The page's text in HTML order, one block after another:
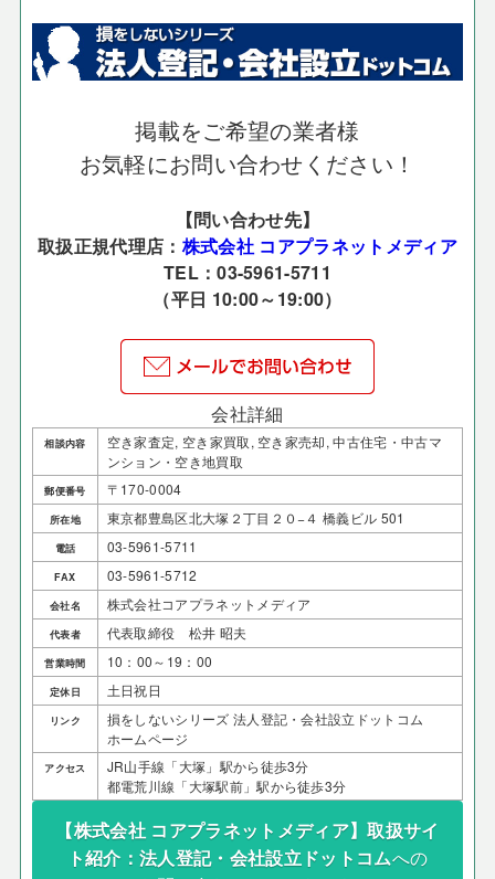
掲載をご希望の業者様
お気軽にお問い合わせください！
【問い合わせ先】
取扱正規代理店： 株式会社 コアプラネットメディア
TEL：03-5961-5711
（平日 10:00～19:00）
会社詳細
相談内容
空き家査定, 空き家買取, 空き家売却, 中古住宅・中古マ
ンション・空き地買取
郵便番号 〒170-0004
所在地 東京都豊島区北大塚２丁目２０−４ 橋義ビル 501
電話 03-5961-5711
FAX 03-5961-5712
会社名 株式会社コアプラネットメディア
代表者 代表取締役 松井 昭夫
営業時間 10：00～19：00
定休日 土日祝日
リンク
損をしないシリーズ 法人登記・会社設立ドットコム
ホームページ
アクセス
JR山手線「大塚」駅から徒歩3分
都電荒川線「大塚駅前」駅から徒歩3分
【株式会社 コアプラネットメディア】取扱サイ
ト紹介：法人登記・会社設立ドットコムへの